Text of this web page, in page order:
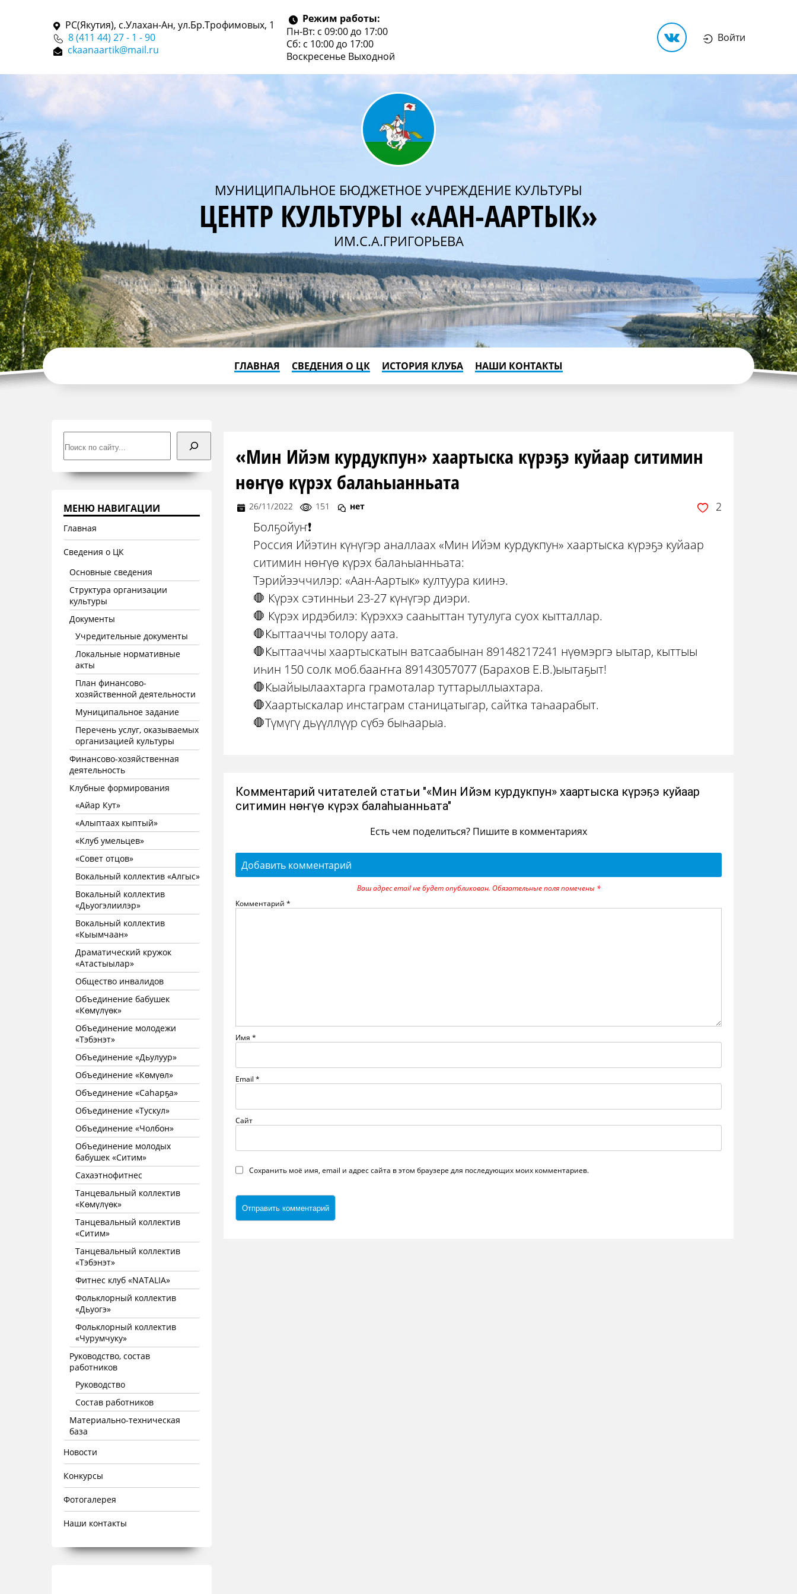
РС(Якутия), с.Улахан-Ан, ул.Бр.Трофимовых, 1
8 (411 44) 27 - 1 - 90
ckaanaartik@mail.ru
Режим работы:
Пн-Вт: с 09:00 до 17:00
Сб: с 10:00 до 17:00
Воскресенье Выходной
Войти
МУНИЦИПАЛЬНОЕ БЮДЖЕТНОЕ УЧРЕЖДЕНИЕ КУЛЬТУРЫ
ЦЕНТР КУЛЬТУРЫ «ААН-ААРТЫК»
ИМ.С.А.ГРИГОРЬЕВА
ГЛАВНАЯ СВЕДЕНИЯ О ЦК ИСТОРИЯ КЛУБА НАШИ КОНТАКТЫ
МЕНЮ НАВИГАЦИИ
Главная
Сведения о ЦК
Основные сведения
Структура организации
культуры
Документы
Учредительные документы
Локальные нормативные
акты
План финансово-
хозяйственной деятельности
Муниципальное задание
Перечень услуг, оказываемых
организацией культуры
Финансово-хозяйственная
деятельность
Клубные формирования
«Айар Кут»
«Алыптаах кыптый»
«Клуб умельцев»
«Совет отцов»
Вокальный коллектив «Алгыс»
Вокальный коллектив
«Дьуогэлиилэр»
Вокальный коллектив
«Кыымчаан»
Драматический кружок
«Атастыылар»
Общество инвалидов
Объединение бабушек
«Көмүлүөк»
Объединение молодежи
«Тэбэнэт»
Объединение «Дьулуур»
Объединение «Көмүөл»
Объединение «Саhарҕа»
Объединение «Тускул»
Объединение «Чолбон»
Объединение молодых
бабушек «Ситим»
Сахаэтнофитнес
Танцевальный коллектив
«Көмүлүөк»
Танцевальный коллектив
«Ситим»
Танцевальный коллектив
«Тэбэнэт»
Фитнес клуб «NATALIA»
Фольклорный коллектив
«Дьуогэ»
Фольклорный коллектив
«Чурумчуку»
Руководство, состав
работников
Руководство
Состав работников
Материально-техническая
база
Новости
Конкурсы
Фотогалерея
Наши контакты
«Мин Ийэм курдукпун» хаартыска күрэҕэ куйаар ситимин
нөҥүө күрэх балаһыанньата
26/11/2022 151 нет 2
Болҕойуҥ❗
Россия Ийэтин күнүгэр аналлаах «Мин Ийэм курдукпун» хаартыска күрэҕэ куйаар
ситимин нөҥүө күрэх балаһыанньата:
Тэрийээччилэр: «Аан-Аартык» култуура киинэ.
🛑 Күрэх сэтинньи 23-27 күнүгэр диэри.
🛑 Күрэх ирдэбилэ: Күрэххэ сааһыттан тутулуга суох кытталлар.
🛑Кыттааччы толору аата.
🛑Кыттааччы хаартыскатын ватсаабынан 89148217241 нүөмэргэ ыытар, кыттыы
иһин 150 солк моб.бааҥҥа 89143057077 (Барахов Е.В.)ыытаҕыт!
🛑Кыайыылаахтарга грамоталар туттарыллыахтара.
🛑Хаартыскалар инстаграм станицатыгар, сайтка таһаарабыт.
🛑Түмүгү дьүүллүүр сүбэ быһаарыа.
Комментарий читателей статьи "«Мин Ийэм курдукпун» хаартыска күрэҕэ куйаар
ситимин нөҥүө күрэх балаһыанньата"
Есть чем поделиться? Пишите в комментариях
Добавить комментарий
Ваш адрес email не будет опубликован. Обязательные поля помечены *
Комментарий *
Имя *
Email *
Сайт
Сохранить моё имя, email и адрес сайта в этом браузере для последующих моих комментариев.